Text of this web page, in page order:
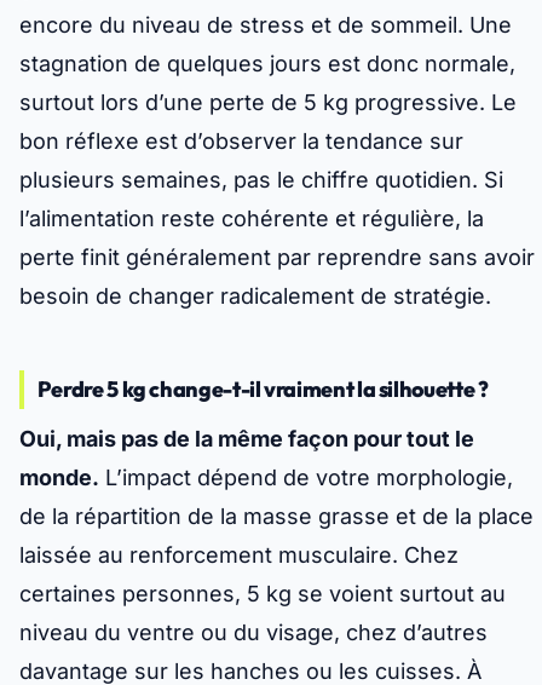
encore du niveau de stress et de sommeil. Une
stagnation de quelques jours est donc normale,
surtout lors d’une perte de 5 kg progressive. Le
bon réflexe est d’observer la tendance sur
plusieurs semaines, pas le chiffre quotidien. Si
l’alimentation reste cohérente et régulière, la
perte finit généralement par reprendre sans avoir
besoin de changer radicalement de stratégie.
Perdre 5 kg change-t-il vraiment la silhouette ?
Oui, mais pas de la même façon pour tout le
monde. L’impact dépend de votre morphologie,
de la répartition de la masse grasse et de la place
laissée au renforcement musculaire. Chez
certaines personnes, 5 kg se voient surtout au
niveau du ventre ou du visage, chez d’autres
davantage sur les hanches ou les cuisses. À